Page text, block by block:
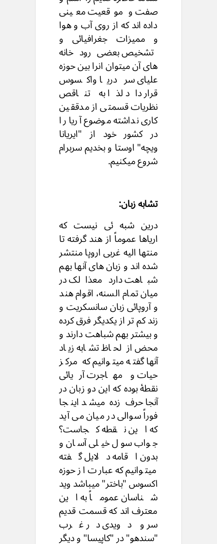
صفت و موقعیت معینی
داده اند که از روی آب و هوا
و ممیزات جغرافیائی و
تشخیص بعضی رود خانه
های آن میتوان انرا بین حوزه
علیای سر دریا واکسوس
قرار داد لذا به تناقص
نظریات قسمتی از مدققین
کاری نداشته موضوع آریا را
در کشور خود از "ایریانا
ویچه" اوستا و بخدیم سربرام
شروع میکنیم.
تشابه زبان:
درین شبه ئی نیست که
اریاها عموماً از هند گرفته تا
منتها الیه غربی اروپا منتشر
شده اند و زبان های آنها بهم
شباهت دارد معذالک در
میان تمام السنه، اقوام هند
و آروپائی زبان سانسکریت و
زند کم تر از یکدیگر فرق کرده
و بیشتر بهم شباهت دارند و
محض از لحاظ تشابه زیاد
آنها گفته میتوانیم که مرکز
حیات و مهاجرت آریائی
نقطهٔ بوده که این دو زبان در
آنجا حرف زده میشد اینجا
فوراً سوالی در میان می آید
که این نقطه کجاست؟
جواب سول خیلی آسان و
بدون اقامه دلایل گفته
میتوانیم که عبارت از حوزه
اکسوس "باختر" میباشد وید
شناسان عموماً به این
معترف اند که قسمت قدیم
سر و دویدی در غرب
"سندهو" در "کاپیسا" و دیگر